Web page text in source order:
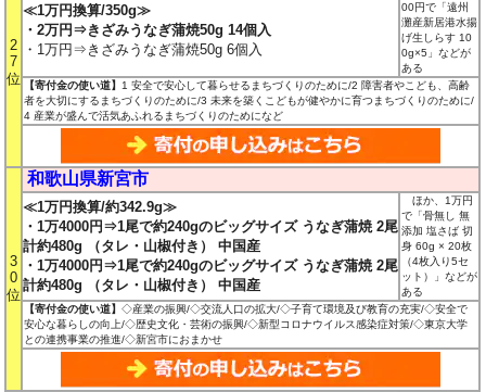
2
7
位
≪1万円換算/350g≫
・2万円⇒きざみうなぎ蒲焼50g 14個入
・1万円⇒きざみうなぎ蒲焼50g 6個入
00円で「遠州
灘産新居港水揚
げ生しらす 10
0g×5」などが
ある
【寄付金の使い道】1 安全で安心して暮らせるまちづくりのために/2 障害者やこども、高齢
者を大切にするまちづくりのために/3 未来を築くこどもが健やかに育つまちづくりのために/
4 産業が盛んで活気あふれるまちづくりのためになど
3
0
位
和歌山県新宮市
≪1万円換算/約342.9g≫
・1万4000円⇒1尾で約240gのビッグサイズ うなぎ蒲焼 2尾
計約480g （タレ・山椒付き） 中国産
・1万4000円⇒1尾で約240gのビッグサイズ うなぎ蒲焼 2尾
計約480g （タレ・山椒付き） 中国産
ほか、1万円
で「骨無し 無
添加 塩さば 切
身 60g × 20枚
（4枚入り5セ
ット）」などが
ある
【寄付金の使い道】◇産業の振興/◇交流人口の拡大/◇子育て環境及び教育の充実/◇安全で
安心な暮らしの向上/◇歴史文化・芸術の振興/◇新型コロナウイルス感染症対策/◇東京大学
との連携事業の推進/◇新宮市におまかせ